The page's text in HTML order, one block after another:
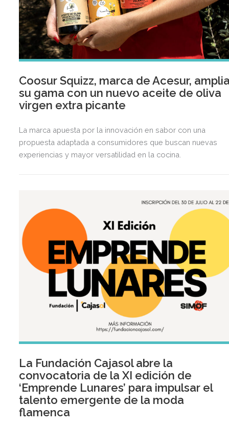
Coosur Squizz, marca de Acesur,
su gama con un nuevo aceite de oliva
virgen extra picante
La marca apuesta por la innovación en sabor con una
propuesta adaptada a consumidores que buscan nuevas
experiencias y mayor versatilidad en la cocina.
La Fundación Cajasol abre la
convocatoria de la XI edición de
‘Emprende Lunares’ para impulsar el
talento emergente de la moda
flamenca